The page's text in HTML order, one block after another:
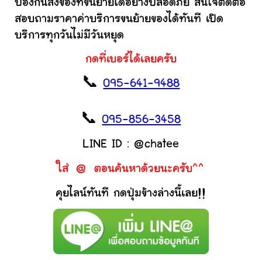
ป้องกันสิ่งของที่ขนย้ายได้อย่างปลอดภัย สนใจติดต่อ
สอบถามราคาค่าบริการขนย้ายของได้ทันที เปิด
บริการทุกวันไม่มีวันหยุด
กดที่เบอร์ได้เลยครับ
📞095-641-9488
📞095-856-3458
LINE ID : @chatee
ใส่ @ ตอนค้นหาด้วยนะครับ^^
คุยไลน์ทันที กดปุ่มข้างล่างนี้เลย!!